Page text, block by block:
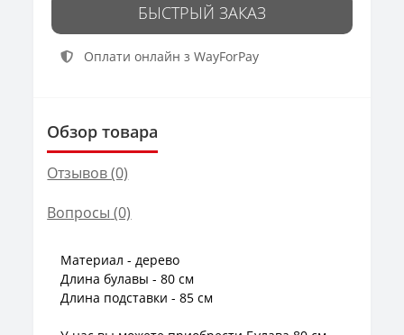
БЫСТРЫЙ ЗАКАЗ
Оплати онлайн з WayForPay
Обзор товара
Отзывов (0)
Вопросы (0)
Материал - дерево
Длина булавы - 80 см
Длина подставки - 85 см